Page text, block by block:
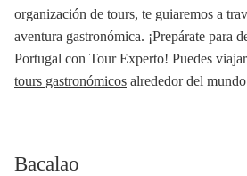
organización de tours, te guiaremos a
aventura gastronómica. ¡Prepárate para
Portugal con Tour Experto! Puedes
tours gastronómicos alrededor del
Bacalao